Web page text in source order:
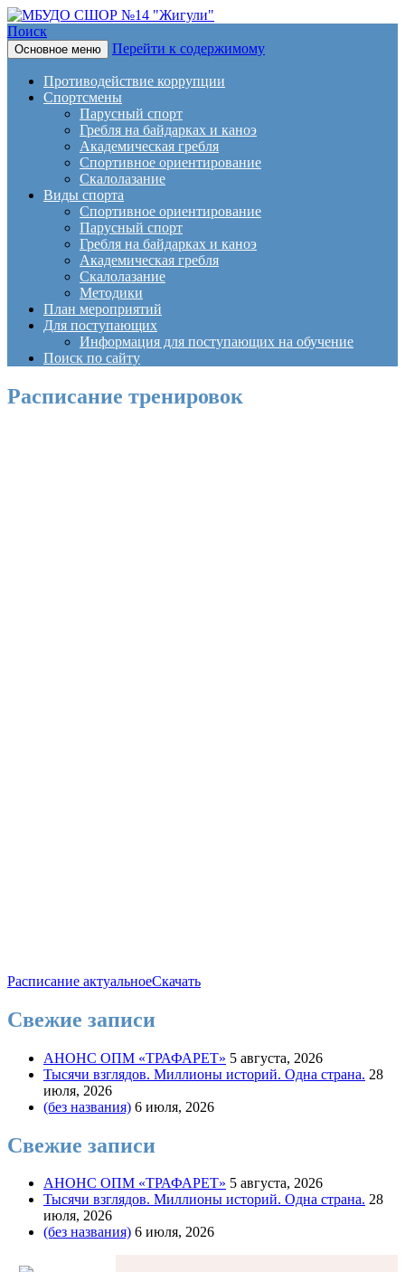
МБУДО СШОР №14
"Жигули"
Поиск
Основное меню Перейти к содержимому
Противодействие коррупции
Спортсмены
Парусный спорт
Гребля на байдарках и каноэ
Академическая гребля
Спортивное ориентирование
Скалолазание
Виды спорта
Спортивное ориентирование
Парусный спорт
Гребля на байдарках и каноэ
Академическая гребля
Скалолазание
Методики
План мероприятий
Для поступающих
Информация для поступающих на обучение
Поиск по сайту
Расписание тренировок
Расписание актуальноеСкачать
Свежие записи
АНОНС ОПМ «ТРАФАРЕТ» 5 августа, 2026
Тысячи взглядов. Миллионы историй. Одна страна. 28
июля, 2026
(без названия) 6 июля, 2026
Свежие записи
АНОНС ОПМ «ТРАФАРЕТ» 5 августа, 2026
Тысячи взглядов. Миллионы историй. Одна страна. 28
июля, 2026
(без названия) 6 июля, 2026